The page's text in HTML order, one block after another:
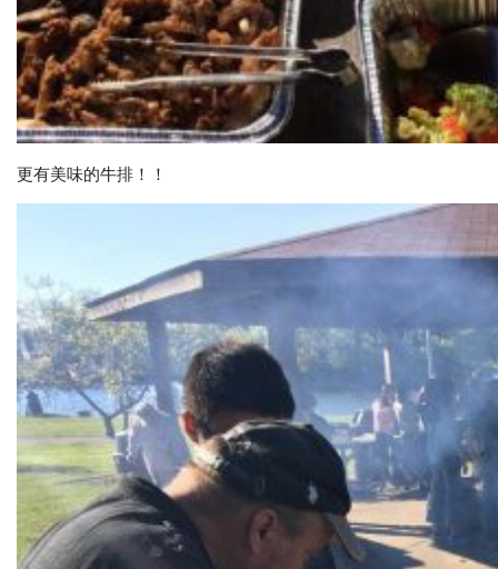
更有美味的牛排！！